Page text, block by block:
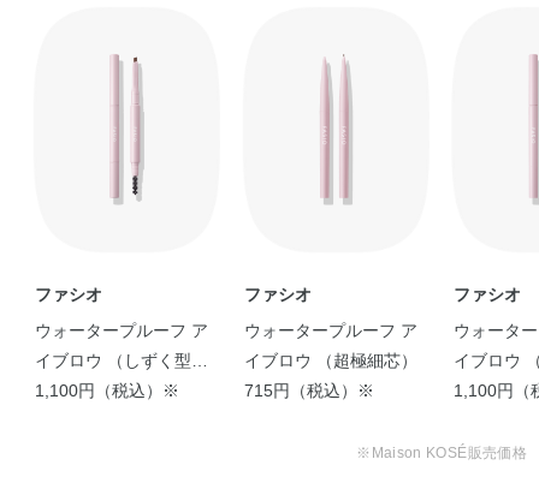
ファシオ
ウォータープルーフ ア
イブロウ （しずく型
芯）
1,100円（税込）※
ファシオ
ウォータープルーフ ア
イブロウ （超極細芯）
715円（税込）※
ファシオ
ウォータ
イブロウ
1,100円（
※Maison KOSÉ販売価格